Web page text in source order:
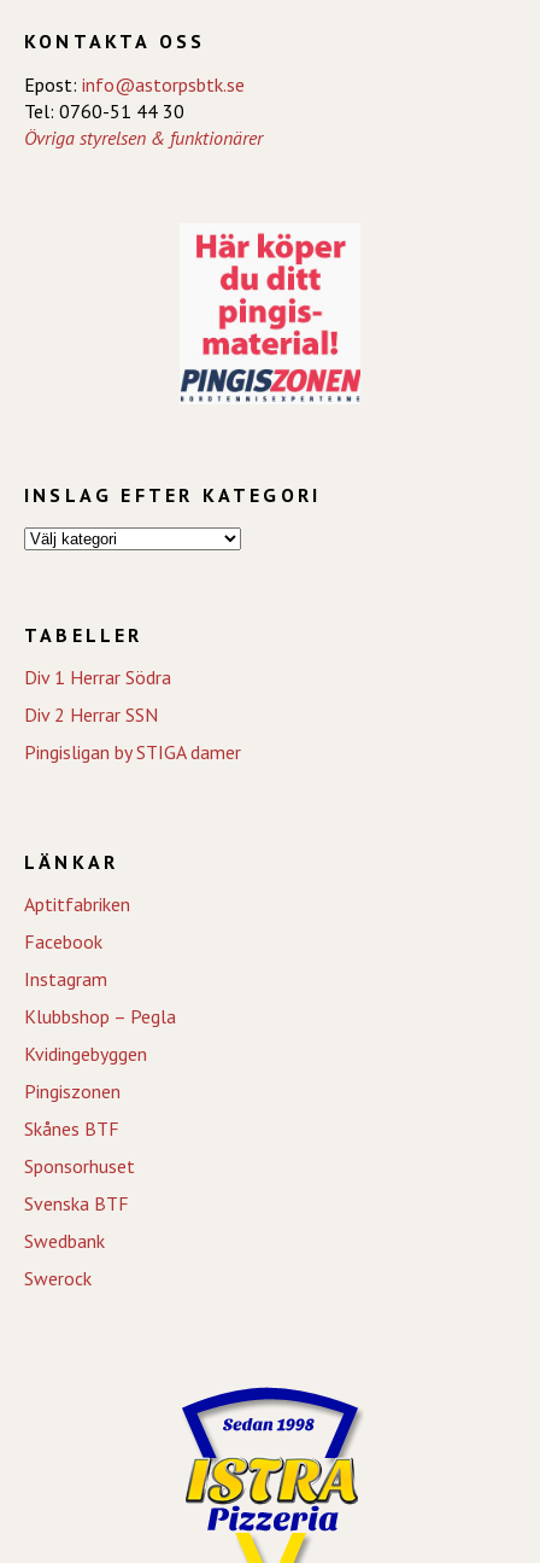
KONTAKTA OSS
Epost: info@astorpsbtk.se
Tel: 0760-51 44 30
Övriga styrelsen & funktionärer
INSLAG EFTER KATEGORI
TABELLER
Div 1 Herrar Södra
Div 2 Herrar SSN
Pingisligan by STIGA damer
LÄNKAR
Aptitfabriken
Facebook
Instagram
Klubbshop – Pegla
Kvidingebyggen
Pingiszonen
Skånes BTF
Sponsorhuset
Svenska BTF
Swedbank
Swerock